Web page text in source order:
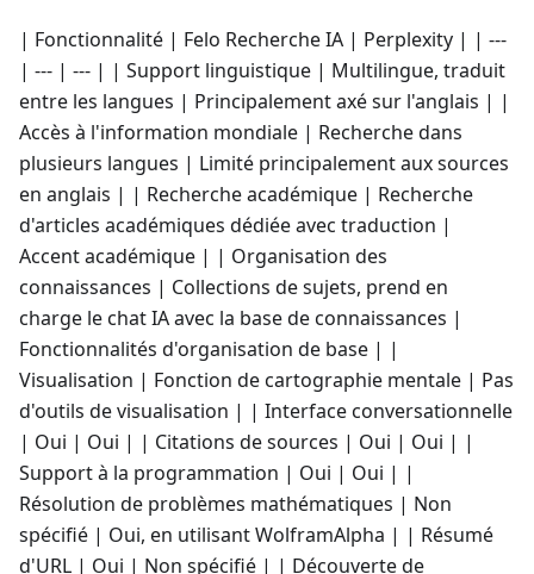
| Fonctionnalité | Felo Recherche IA | Perplexity | | ---
| --- | --- | | Support linguistique | Multilingue, traduit
entre les langues | Principalement axé sur l'anglais | |
Accès à l'information mondiale | Recherche dans
plusieurs langues | Limité principalement aux sources
en anglais | | Recherche académique | Recherche
d'articles académiques dédiée avec traduction |
Accent académique | | Organisation des
connaissances | Collections de sujets, prend en
charge le chat IA avec la base de connaissances |
Fonctionnalités d'organisation de base | |
Visualisation | Fonction de cartographie mentale | Pas
d'outils de visualisation | | Interface conversationnelle
| Oui | Oui | | Citations de sources | Oui | Oui | |
Support à la programmation | Oui | Oui | |
Résolution de problèmes mathématiques | Non
spécifié | Oui, en utilisant WolframAlpha | | Résumé
d'URL | Oui | Non spécifié | | Découverte de